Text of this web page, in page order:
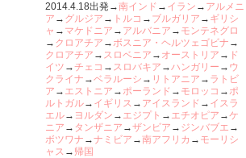
2014.4.18出発→南インド → イラン → アルメニ
ア → グルジア → トルコ → ブルガリア → ギリシ
ャ → マケドニア → アルバニア → モンテネグロ
→ クロアチア → ボスニア・ヘルツェゴビナ →
クロアチア → スロベニア → オーストリア → ド
イツ →チェコ → スロバキア → ハンガリー → ウ
クライナ →ベラルーシ → リトアニア → ラトビ
ア → エストニア → ポーランド → モロッコ → ポ
ルトガル→ イギリス → アイスランド → イスラ
エル→ ヨルダン → エジプト → エチオピア →ケ
ニア → タンザニア →ザンビア → ジンバブエ →
ボツワナ →ナミビア →南アフリカ → モーリシ
ャス → 帰国